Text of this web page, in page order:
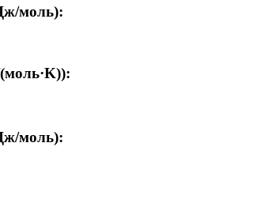
моль):
моль):